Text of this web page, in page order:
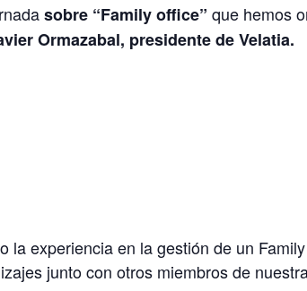
sobre “Family office” que hemos
Ormazabal, presidente de Velatia.
la experiencia en la gestión de un
junto con otros miembros de